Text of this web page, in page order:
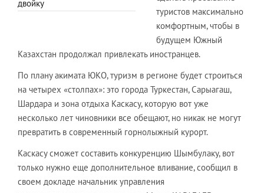
двойку
туристов максимально
комфортным, чтобы в
будущем Южный
Казахстан продолжал привлекать иностранцев.
По плану акимата ЮКО, туризм в регионе будет строиться
на четырех «столпах»: это города Туркестан, Сарыагаш,
Шардара и зона отдыха Каскасу, которую вот уже
несколько лет чиновники все обещают, но никак не могут
превратить в современный горнолыжный курорт.
Каскасу сможет составить конкуренцию Шымбулаку, вот
только нужно еще дополнительное вливание, сообщил в
своем докладе начальник управления